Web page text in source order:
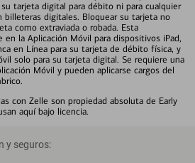
tarjeta digital para débito ni para cualquier
billeteras digitales. Bloquear su tarjeta no
como extraviada o robada. Esta
la Aplicación Móvil para dispositivos iPad,
en Línea para su tarjeta de débito física, y
solo para su tarjeta digital. Se requiere una
Móvil y pueden aplicarse cargos del
con Zelle son propiedad absoluta de Early
aquí bajo licencia.
y seguros: